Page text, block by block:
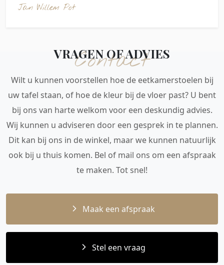
Jan Willem Pot
Contact
VRAGEN OF ADVIES
Wilt u kunnen voorstellen hoe de eetkamerstoelen bij
uw tafel staan, of hoe de kleur bij de vloer past? U bent
bij ons van harte welkom voor een deskundig advies.
Wij kunnen u adviseren door een gesprek in te plannen.
Dit kan bij ons in de winkel, maar we kunnen natuurlijk
ook bij u thuis komen. Bel of mail ons om een afspraak
te maken. Tot snel!
Maak een afspraak
Stel een vraag